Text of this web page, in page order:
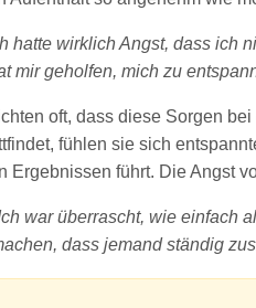
hatte wirklich Angst, dass ich
mir geholfen, mich zu
oft, dass diese Sorgen
fühlen sie sich
Ergebnissen führt. Die Angst
war überrascht, wie einfach
dass jemand ständig